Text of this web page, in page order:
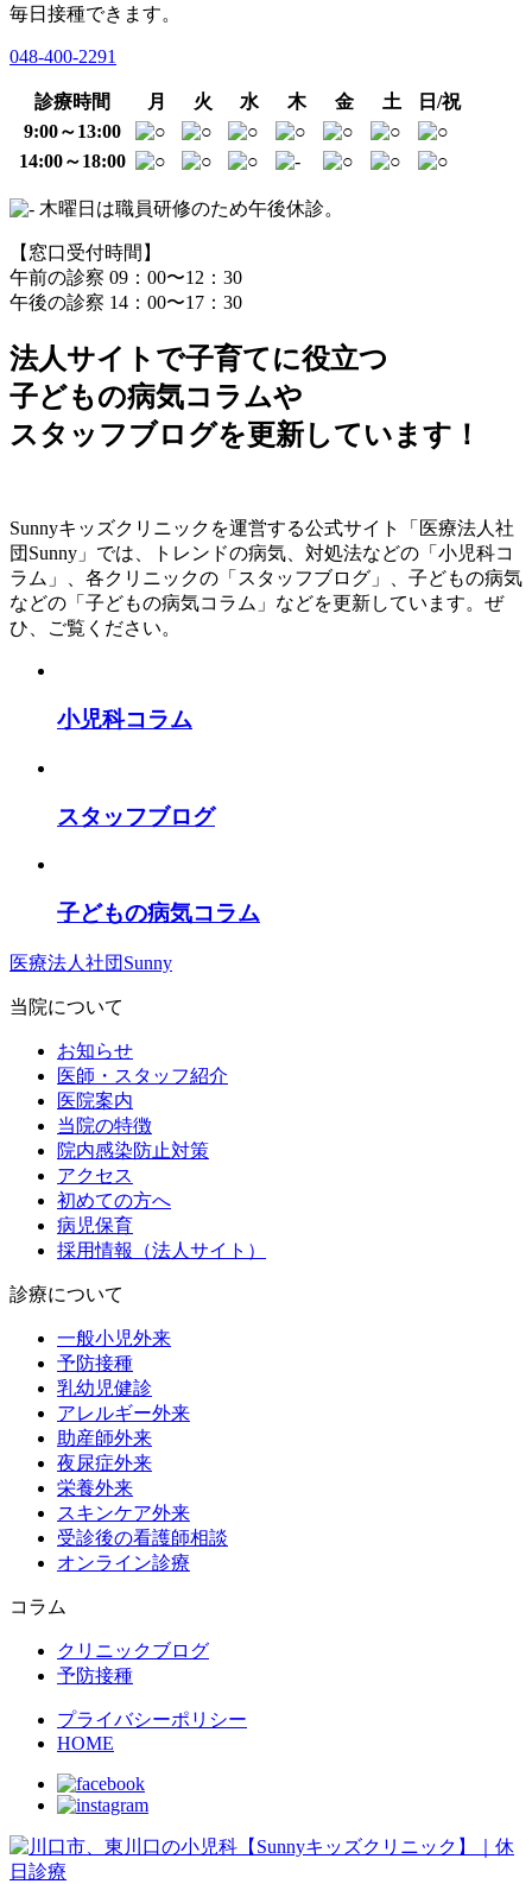
毎日接種できます。
048-400-2291
診療時間 月 火 水 木 金 土
日/祝
9:00～13:00
14:00～18:00
木曜日は職員研修のため午後休診。
【窓口受付時間】
午前の診察 09：00〜12：30
午後の診察 14：00〜17：30
法人サイトで子育てに役立つ
子どもの病気コラムや
スタッフブログを更新しています！
Sunnyキッズクリニックを運営する公式サイト「医療法人社
団Sunny」では、トレンドの病気、対処法などの「小児科コ
ラム」、各クリニックの「スタッフブログ」、子どもの病気
などの「子どもの病気コラム」などを更新しています。ぜ
ひ、ご覧ください。
小児科コラム
スタッフブログ
子どもの病気コラム
医療法人社団Sunny
当院について
お知らせ
医師・スタッフ紹介
医院案内
当院の特徴
院内感染防止対策
アクセス
初めての方へ
病児保育
採用情報（法人サイト）
診療について
一般小児外来
予防接種
乳幼児健診
アレルギー外来
助産師外来
夜尿症外来
栄養外来
スキンケア外来
受診後の看護師相談
オンライン診療
コラム
クリニックブログ
予防接種
プライバシーポリシー
HOME